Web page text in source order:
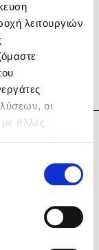
λειτουργιών
οι
άλλες
των cookies